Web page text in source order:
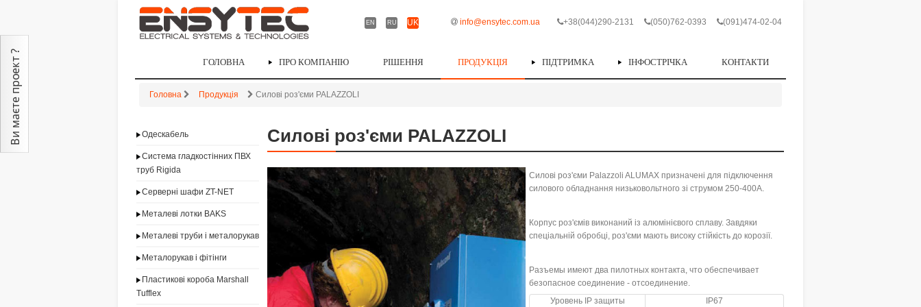
(091)474-02-04
(050)762-0393
+38(044)290-2131
info@ensytec.com.ua
UK
RU
EN
ГОЛОВНА ПРО КОМПАНІЮ РІШЕННЯ ПРОДУКЦІЯ ПІДТРИМКА ІНФОСТРІЧКА КОНТАКТИ
Головна Продукція Силові роз'єми PALAZZOLI
Одескабель
Система гладкостінних ПВХ
труб Rigida
Серверні шафи ZT-NET
Металеві лотки BAKS
Металеві труби і металорукав
Металорукав і фітінги
Пластикові короба Marshall
Tufflex
Силові роз'єми PALAZZOLI
Силові роз'єми Palazzoli ALUMAX призначені для підключення
силового обладнання низьковольтного зі струмом 250-400А.
Корпус роз'ємів виконаний із алюмінієвого сплаву. Завдяки
спеціальній обробці, роз'єми мають високу стійкість до корозії.
Разъемы имеют два пилотных контакта, что обеспечивает
безопасное соединение - отсоединение.
Уровень IP защиты
IP67